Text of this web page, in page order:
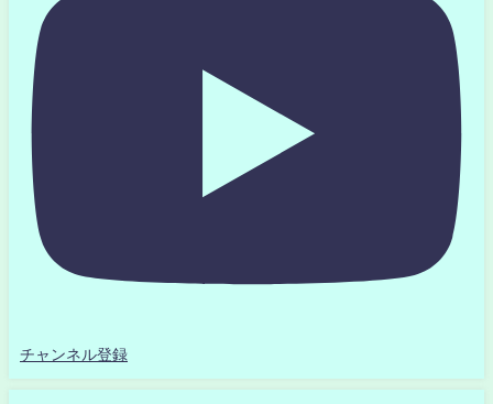
チャンネル登録